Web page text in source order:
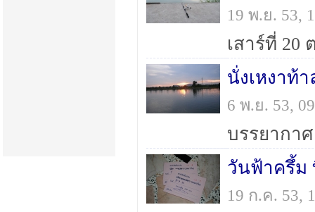
19 พ.ย. 53,
นั่งเหงาท้
6 พ.ย. 53,
วันฟ้าครึ้ม
19 ก.ค. 53,